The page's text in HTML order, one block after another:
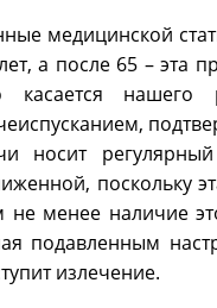
медицинской
а после 65 – эта
касается нашего
носит
поскольку
не менее наличие
подавленным
излечение.